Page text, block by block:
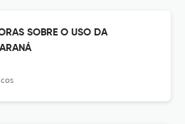
SOBRE O USO DA